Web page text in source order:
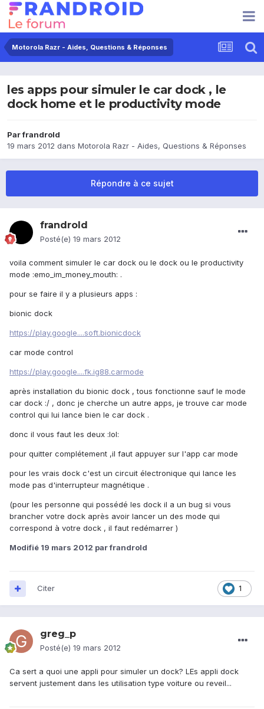
Motorola Razr - Aides, Questions & Réponses
les apps pour simuler le car dock , le
dock home et le productivity mode
Parfrandrold
19 mars 2012 dans Motorola Razr - Aides, Questions & Réponses
Répondre à ce sujet
frandrold
Posté(e) 19 mars 2012
voila comment simuler le car dock ou le dock ou le productivity
mode :emo_im_money_mouth: .
pour se faire il y a plusieurs apps :
bionic dock
https://play.google....soft.bionicdock
car mode control
https://play.google....fk.ig88.carmode
après installation du bionic dock , tous fonctionne sauf le mode
car dock :/ , donc je cherche un autre apps, je trouve car mode
control qui lui lance bien le car dock .
donc il vous faut les deux :lol:
pour quitter complétement ,il faut appuyer sur l'app car mode
pour les vrais dock c'est un circuit électronique qui lance les
mode pas d'interrupteur magnétique .
(pour les personne qui possédé les dock il a un bug si vous
brancher votre dock après avoir lancer un des mode qui
correspond à votre dock , il faut redémarrer )
Modifié 19 mars 2012 par frandrold
1
Citer
greg_p
Posté(e) 19 mars 2012
Ca sert a quoi une appli pour simuler un dock? LEs appli dock
servent justement dans les utilisation type voiture ou reveil...